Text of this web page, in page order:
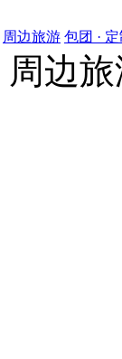
周边旅游 包团 ·
周边